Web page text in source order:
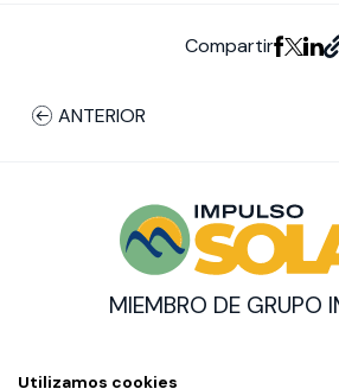
Compartir
ANTERIOR
MIEMBRO DE GRUPO
CON EL SOPORTE DE:
Utilizamos cookies